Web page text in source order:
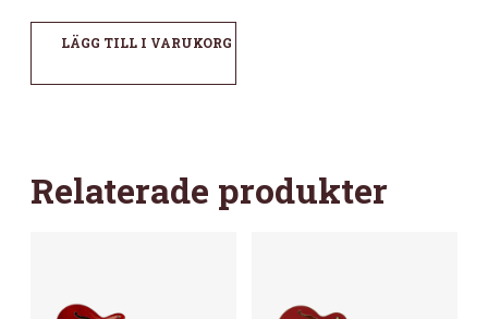
LÄGG TILL I VARUKORG
Relaterade produkter